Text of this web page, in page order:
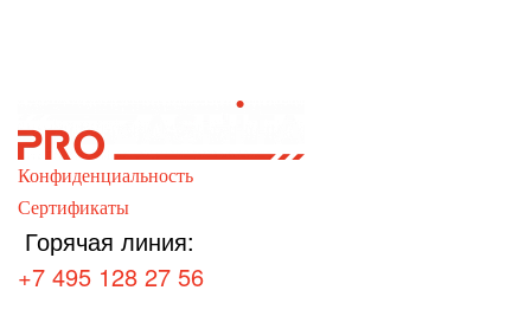
Конфиденциальность
Сертификаты
Горячая линия:
+7 495 128 27 56